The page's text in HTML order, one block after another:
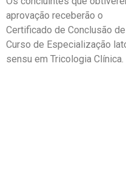
aprovação receberão o
Certificado de Conclusão de
Curso de Especialização
sensu em Tricologia Clínica.